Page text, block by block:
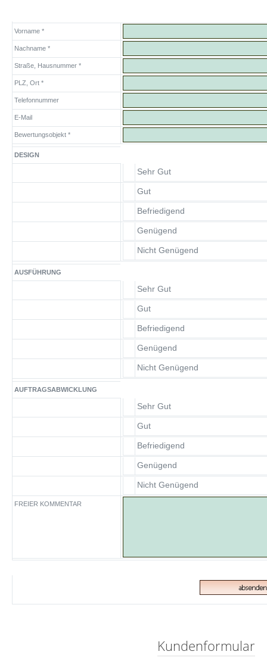
Vorname *
Nachname *
Straße, Hausnummer *
PLZ, Ort *
Telefonnummer
E-Mail
Bewertungsobjekt *
DESIGN
Sehr Gut
Gut
Befriedigend
Genügend
Nicht Genügend
AUSFÜHRUNG
Sehr Gut
Gut
Befriedigend
Genügend
Nicht Genügend
AUFTRAGSABWICKLUNG
Sehr Gut
Gut
Befriedigend
Genügend
Nicht Genügend
FREIER KOMMENTAR
Kundenformular